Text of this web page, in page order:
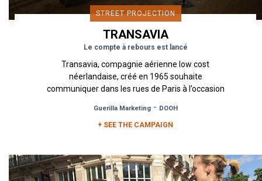
STREET PROJECTION
TRANSAVIA
Le compte à rebours est lancé
Transavia, compagnie aérienne low cost
néerlandaise, créé en 1965 souhaite
communiquer dans les rues de Paris à l’occasion
Guerilla Marketing- DOOH
+ SEE THE CAMPAIGN